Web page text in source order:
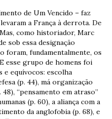
de Um Vencido – faz
a França à derrota. De
como historiador, Marc
sob essa designação
foram, fundamentalmente, os
esse grupo de homens foi
e equívocos: escolha
(p. 44), má organização
“pensamento em atraso”
(p. 60), a aliança com a
da anglofobia (p. 68), e